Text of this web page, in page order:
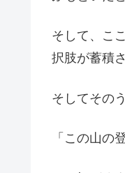
そして、こ
択肢が蓄積
そしてその
「この山の